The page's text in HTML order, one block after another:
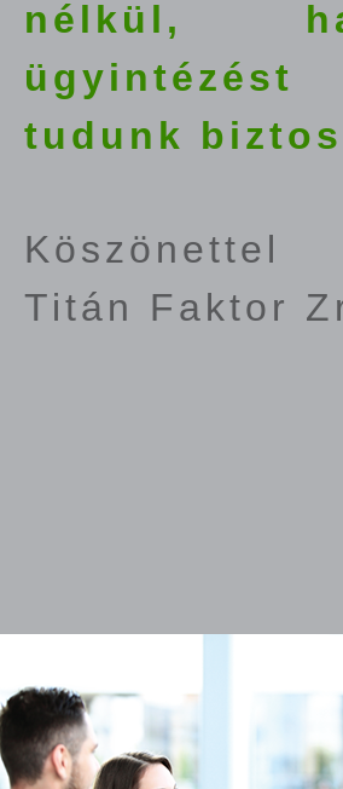
nélkül,
tudunk
Köszönettel
Titán